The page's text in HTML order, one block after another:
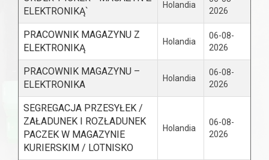
ELEKTRONIKĄ`
Holandia
2026
PRACOWNIK MAGAZYNU Z
ELEKTRONIKĄ
Holandia
06-08-
2026
PRACOWNIK MAGAZYNU –
ELEKTRONIKA
Holandia
06-08-
2026
SEGREGACJA PRZESYŁEK /
ZAŁADUNEK I ROZŁADUNEK
PACZEK W MAGAZYNIE
KURIERSKIM / LOTNISKO
Holandia
06-08-
2026